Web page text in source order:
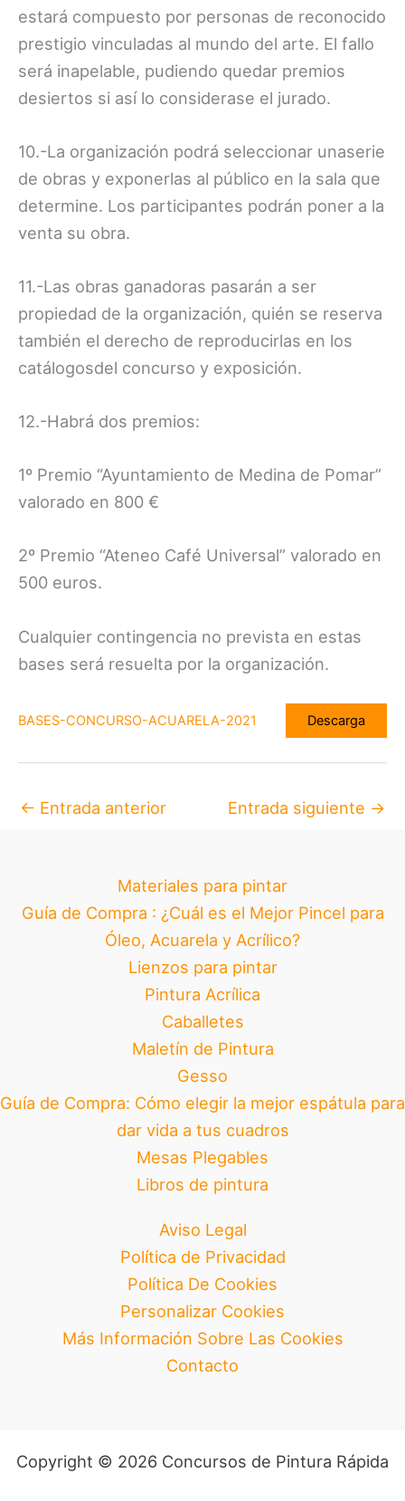
estará compuesto por personas de reconocido
prestigio vinculadas al mundo del arte. El fallo
será inapelable, pudiendo quedar premios
desiertos si así lo considerase el jurado.
10.-La organización podrá seleccionar unaserie
de obras y exponerlas al público en la sala que
determine. Los participantes podrán poner a la
venta su obra.
11.-Las obras ganadoras pasarán a ser
propiedad de la organización, quién se reserva
también el derecho de reproducirlas en los
catálogosdel concurso y exposición.
12.-Habrá dos premios:
1º Premio “Ayuntamiento de Medina de Pomar”
valorado en 800 €
2º Premio “Ateneo Café Universal” valorado en
500 euros.
Cualquier contingencia no prevista en estas
bases será resuelta por la organización.
BASES-CONCURSO-ACUARELA-2021 Descarga
← Entrada anterior Entrada siguiente →
Materiales para pintar
Guía de Compra : ¿Cuál es el Mejor Pincel para
Óleo, Acuarela y Acrílico?
Lienzos para pintar
Pintura Acrílica
Caballetes
Maletín de Pintura
Gesso
Guía de Compra: Cómo elegir la mejor espátula para
dar vida a tus cuadros
Mesas Plegables
Libros de pintura
Aviso Legal
Política de Privacidad
Política De Cookies
Personalizar Cookies
Más Información Sobre Las Cookies
Contacto
Copyright © 2026 Concursos de Pintura Rápida